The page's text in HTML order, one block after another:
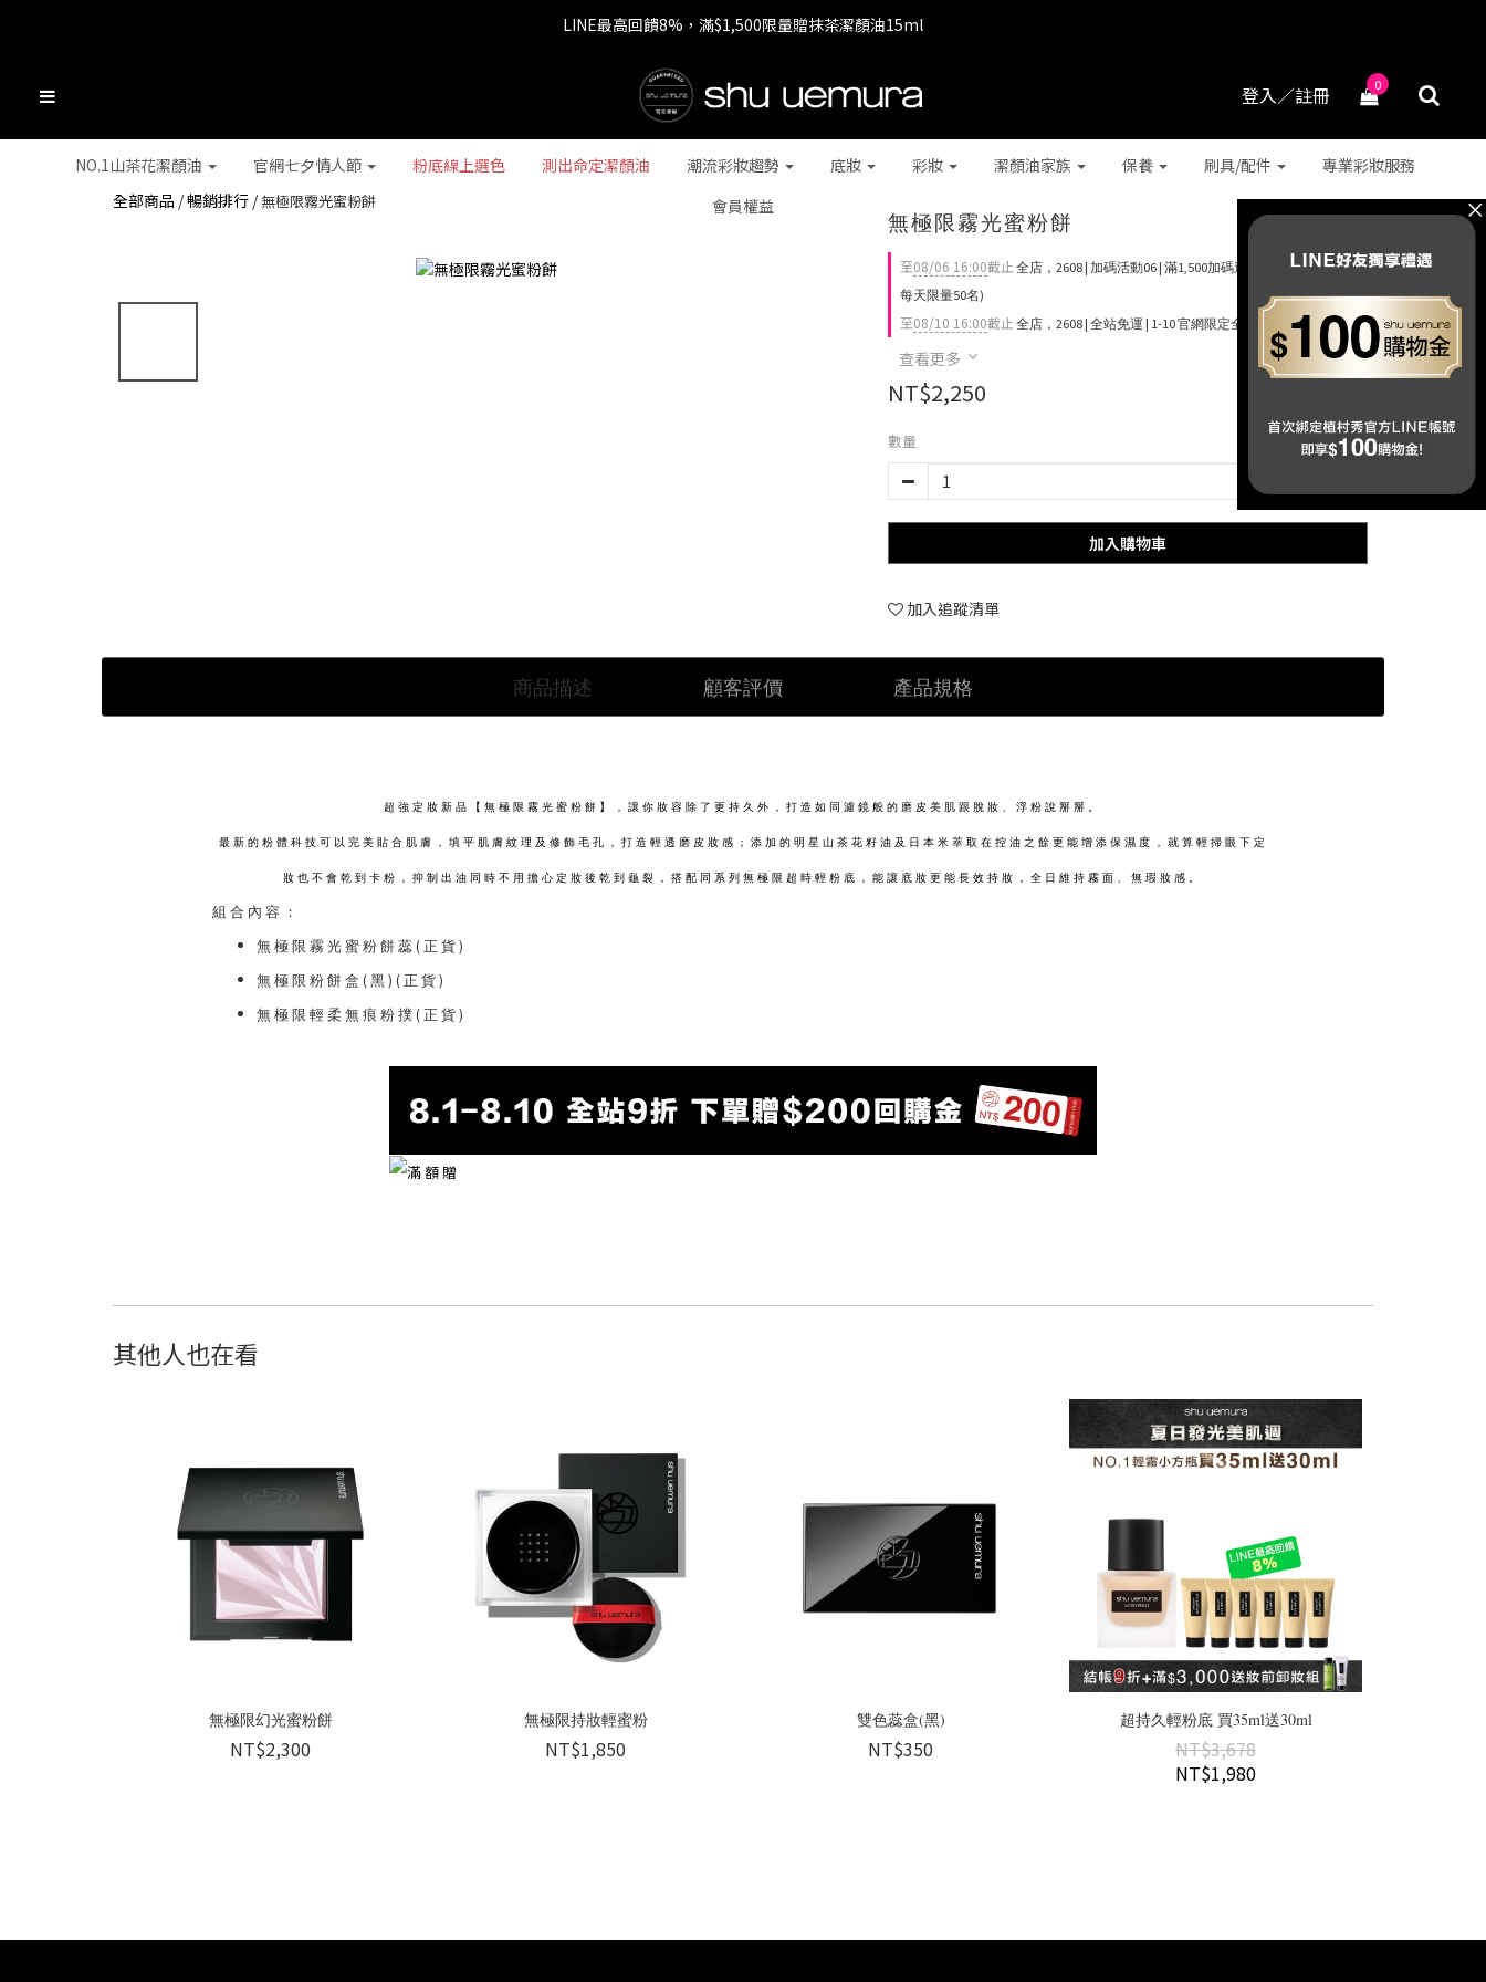
七夕情人節 全站9折，下單享免運+贈$200回購金
LINE最高回饋8%，滿$1,500限量贈抹茶潔顏油15ml
七夕情人節 全站9折，下單享免運+贈$200回購金
登入／註冊 0
NO.1山茶花潔顏油 官網七夕情人節 粉底線上選色 測出命定潔顏油 潮流彩妝趨勢 底妝 彩妝 潔顏油家族 保養 刷具/配件
專業彩妝服務
會員權益
全部商品 /暢銷排行 /無極限霧光蜜粉餅
無極限霧光蜜粉餅
至08/06 16:00截止 全店，2608 | 加碼活動06 | 滿1,500加碼送 抹茶潔顏油15ml (*
每天限量50名)
至08/10 16:00截止 全店，2608 | 全站免運 | 1-10 官網限定全站免運
查看更多
NT$2,250
數量
加入購物車
加入追蹤清單
商品描述 顧客評價 產品規格
超強定妝新品【無極限霧光蜜粉餅】，讓你妝容除了更持久外，打造如同濾鏡般的磨皮美肌跟脫妝、浮粉說掰掰。
最新的粉體科技可以完美貼合肌膚，填平肌膚紋理及修飾毛孔，打造輕透磨皮妝感；添加的明星山茶花籽油及日本米萃取在控油之餘更能增添保濕度，就算輕掃眼下定
妝也不會乾到卡粉，抑制出油同時不用擔心定妝後乾到龜裂，搭配同系列無極限超時輕粉底，能讓底妝更能長效持妝，全日維持霧面、無瑕妝感。
組合內容：
無極限霧光蜜粉餅蕊(正貨)
無極限粉餅盒(黑)(正貨)
無極限輕柔無痕粉撲(正貨)
其他人也在看
無極限幻光蜜粉餅
NT$2,300
無極限持妝輕蜜粉
NT$1,850
雙色蕊盒(黑)
NT$350
超持久輕粉底 買35ml送30ml
NT$3,678
NT$1,980